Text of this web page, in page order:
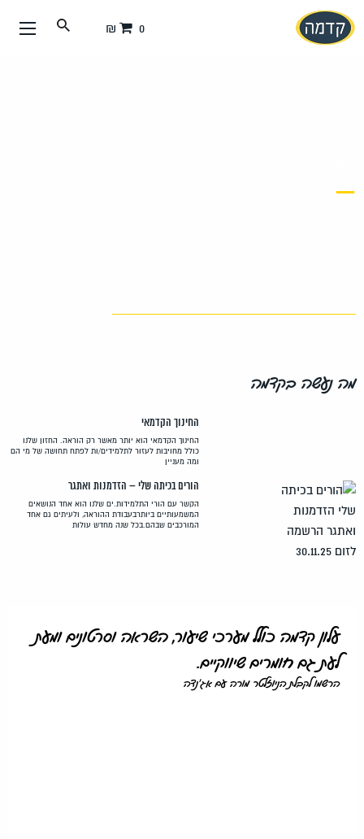
עבור
אל
0 ₪
–
מה נעשה בקדמה
החינוך הקדמאי
החינוך הקדמאי הוא יותר מאשר רק הוראה. החזון שלנו
כולל מחויבות לעזור לתלמידים/ות לפתח תחושה של מי הם
ומה מעניין
הורים בכיתה שלי – הזדמנות ואתגר
הקשר עם הורי התלמידות.ים שלנו הוא אחד הנושאים
המשמעותיים ביותרבעבודת ההוראה, ולעיתים גם אחד
המורכבים שבהם.בכל שנה מחדש עולות
עלון קדמה כולל מערכי שיעור, השראה וסרטונים ומעת
לעת גם חומרים שיווקיים.
הרשמו לקבלת הניוזלטר מורה עם אג'נדה